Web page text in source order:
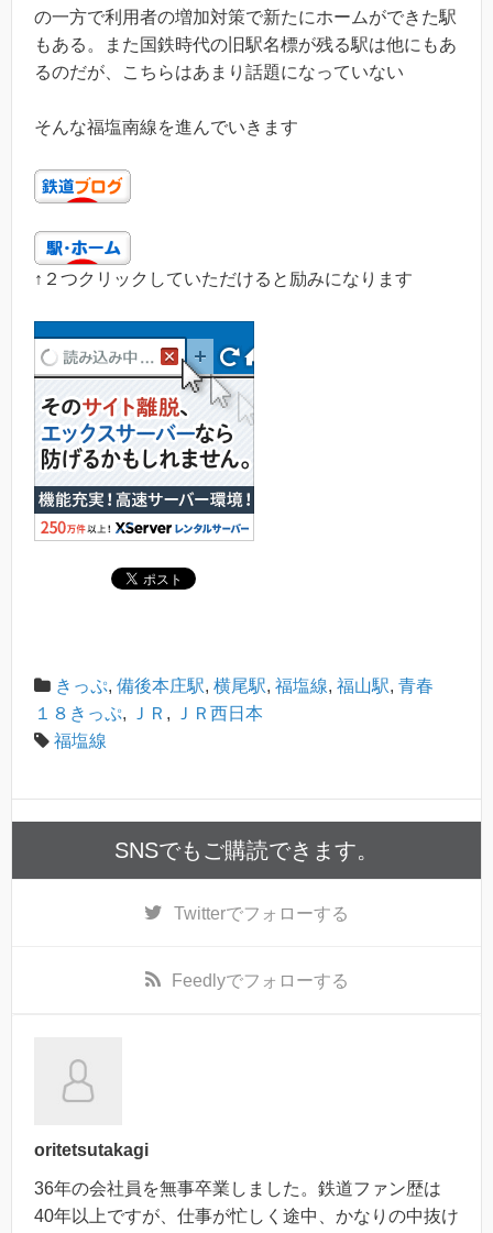
の一方で利用者の増加対策で新たにホームができた駅
もある。また国鉄時代の旧駅名標が残る駅は他にもあ
るのだが、こちらはあまり話題になっていない
そんな福塩南線を進んでいきます
↑２つクリックしていただけると励みになります
きっぷ, 備後本庄駅, 横尾駅, 福塩線, 福山駅, 青春
１８きっぷ, ＪＲ ,
ＪＲ西日本
福塩線
SNSでもご購読できます。
Twitterでフォローする
Feedlyでフォローする
oritetsutakagi
36年の会社員を無事卒業しました。鉄道ファン歴は
40年以上ですが、仕事が忙しく途中、かなりの中抜け